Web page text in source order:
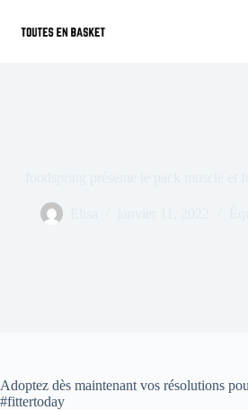
contenu
Adoptez dès maintenant vos résolutions
#fittertoday